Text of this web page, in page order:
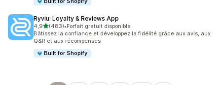
Ryviu: Loyalty & Reviews App
4,9étoile(s) sur 5
(483)
483 avis au total
•Forfait gratuit disponible
Bâtissez la confiance et développez la fidélité grâce aux avis, aux
Q&R et aux récompenses
Built for Shopify